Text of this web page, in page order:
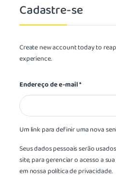
Cadastre-se
Create new account today to
experience.
Endereço de e-mail*
Um link para definir uma nova
Seus dados pessoais serão
site, para gerenciar o acesso a
em nossa política de privacidade.